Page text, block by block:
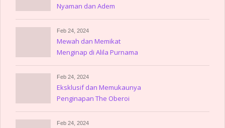
Nyaman dan Adem
Feb 24, 2024
Mewah dan Memikat
Menginap di Alila Purnama
Feb 24, 2024
Eksklusif dan Memukaunya
Penginapan The Oberoi
Feb 24, 2024